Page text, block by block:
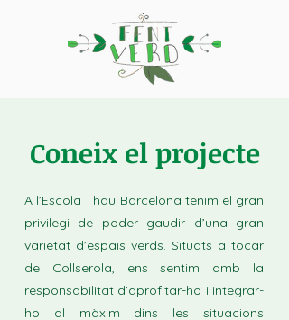
Coneix el projecte
A l’Escola Thau Barcelona tenim el gran
privilegi de poder gaudir d’una gran
varietat d’espais verds. Situats a tocar
de Collserola, ens sentim amb la
responsabilitat d’aprofitar-ho i integrar-
ho al màxim dins les situacions